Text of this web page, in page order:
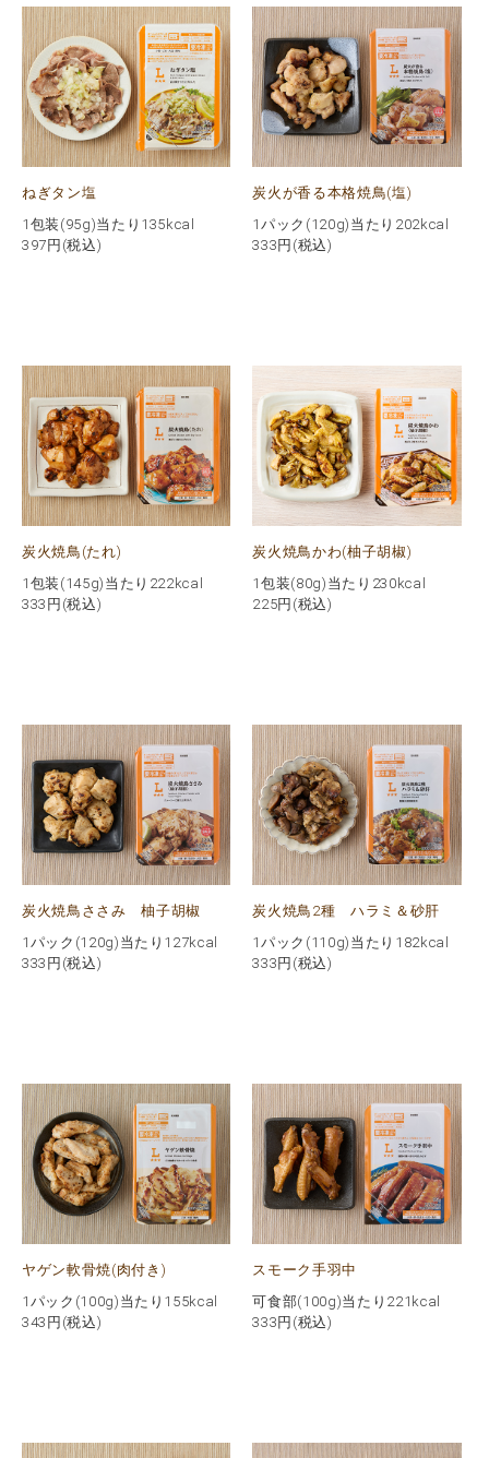
ねぎタン塩
1包装(95g)当たり135kcal
397 円(税込)
炭火が香る本格焼鳥(塩)
1パック(120g)当たり202kcal
333 円(税込)
炭火焼鳥(たれ)
1包装(145g)当たり222kcal
333 円(税込)
炭火焼鳥かわ(柚子胡椒)
1包装(80g)当たり230kcal
225円(税込)
炭火焼鳥ささみ 柚子胡椒
1パック(120g)当たり127kcal
333 円(税込)
炭火焼鳥2種 ハラミ＆砂肝
1パック(110g)当たり182kcal
333 円(税込)
ヤゲン軟骨焼(肉付き)
1パック(100g)当たり155kcal
343 円(税込)
スモーク手羽中
可食部(100g)当たり221kcal
333 円(税込)